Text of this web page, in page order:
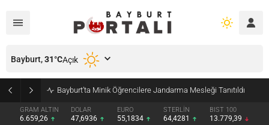
Bayburt’ta Minik Öğrencilere Jandarma Mesleği Tanıtıldı
GRAM ALTIN
6.659,26
DOLAR
47,6936
EURO
55,1834
STERLİN
64,4281
BIST 100
13.779,39
Bayburt,31°CAçık